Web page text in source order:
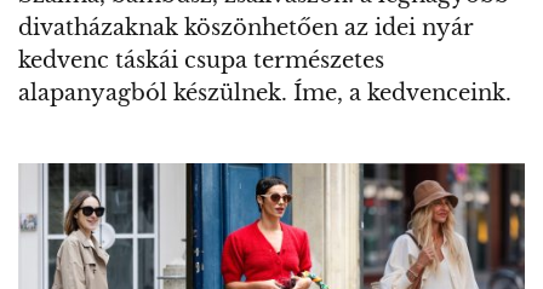
divatházaknak köszönhetően az idei nyár
kedvenc táskái csupa természetes
alapanyagból készülnek. Íme, a kedvenceink.